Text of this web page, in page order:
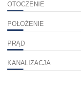
OTOCZENIE
POŁOŻENIE
PRĄD
KANALIZACJA